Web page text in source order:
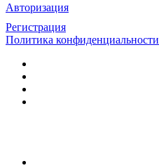
Авторизация
Регистрация
Политика конфиденциальности